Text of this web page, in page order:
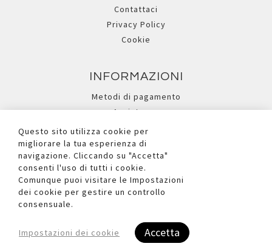
Contattaci
Privacy Policy
Cookie
INFORMAZIONI
Metodi di pagamento
Assistenza
Ricerca avanzata
I NOSTRI SOCIAL
Questo sito utilizza cookie per
migliorare la tua esperienza di
navigazione. Cliccando su "Accetta"
consenti l'uso di tutti i cookie.
Comunque puoi visitare le Impostazioni
dei cookie per gestire un controllo
consensuale.
Impostazioni dei cookie Accetta
Copyright © 2026 Due Ufficio S.r.l. - P.iva e C.F. Reg.Imp. BL n°